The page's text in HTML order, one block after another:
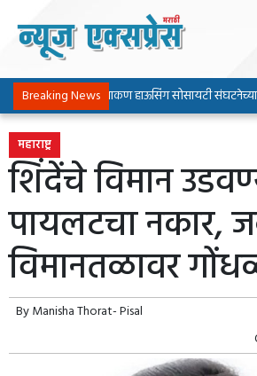
Breaking News
पिंपरी-चिंचवड चाकण हाऊसिंग सोसायटी संघटनेच्या
महाराष्ट्र
शिंदेंचे विमान
पायलटचा नकार,
विमानतळावर
ByManisha Thorat- Pisal